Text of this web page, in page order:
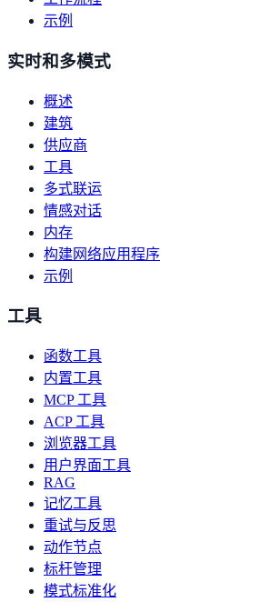
示例
实时和多模式
概述
建筑
供应商
工具
多式联运
情感对话
内存
构建网络应用程序
示例
工具
函数工具
内置工具
MCP 工具
ACP 工具
浏览器工具
用户界面工具
RAG
记忆工具
重试与反思
动作节点
标杆管理
模式标准化